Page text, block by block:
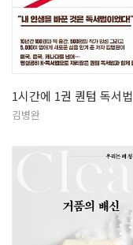
1시간에 1권 퀀텀 독서법
김병완